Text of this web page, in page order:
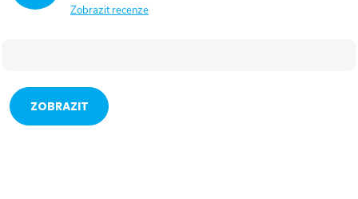
Zobrazit recenze
ZOBRAZIT